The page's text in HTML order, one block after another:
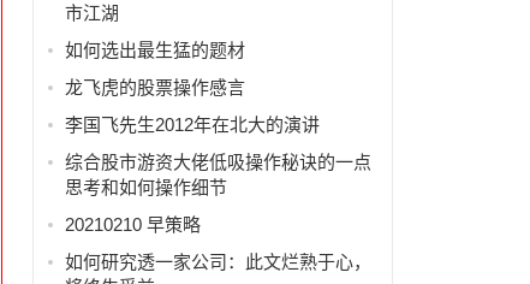
市江湖
如何选出最生猛的题材
龙飞虎的股票操作感言
李国飞先生2012年在北大的演讲
综合股市游资大佬低吸操作秘诀的一点
思考和如何操作细节
20210210 早策略
如何研究透一家公司：此文烂熟于心，